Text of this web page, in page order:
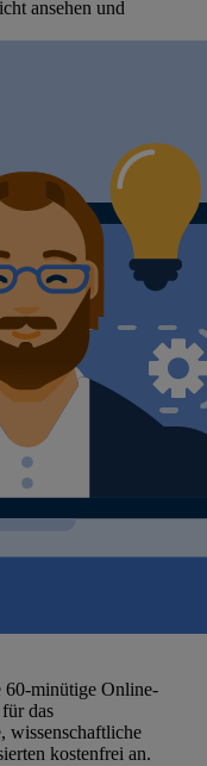
ansehen und
60-minütige Online-
das
wissenschaftliche
kostenfrei an.